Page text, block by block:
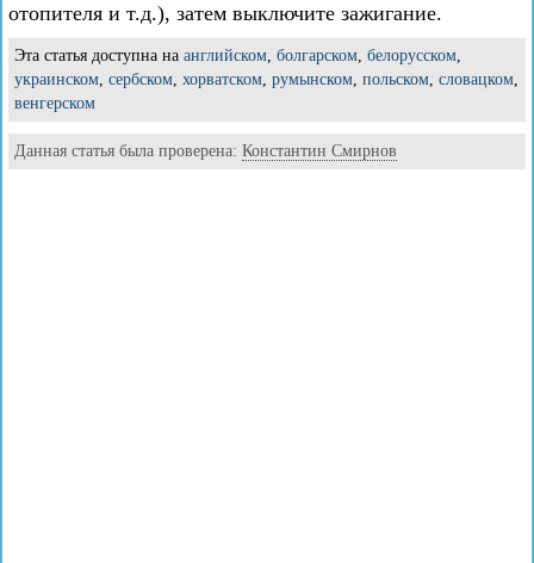
отопителя и т.д.), затем выключите зажигание.
Эта статья доступна на английском, болгарском, белорусском,
украинском, сербском, хорватском, румынском, польском, словацком,
венгерском
Данная статья была проверена: Константин Смирнов